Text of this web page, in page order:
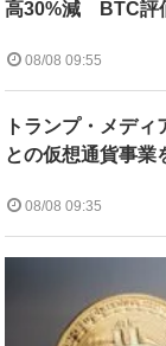
高30%減 BTC評
08/08 09:55
トランプ・メデ
との仮想通貨事業
08/08 09:35